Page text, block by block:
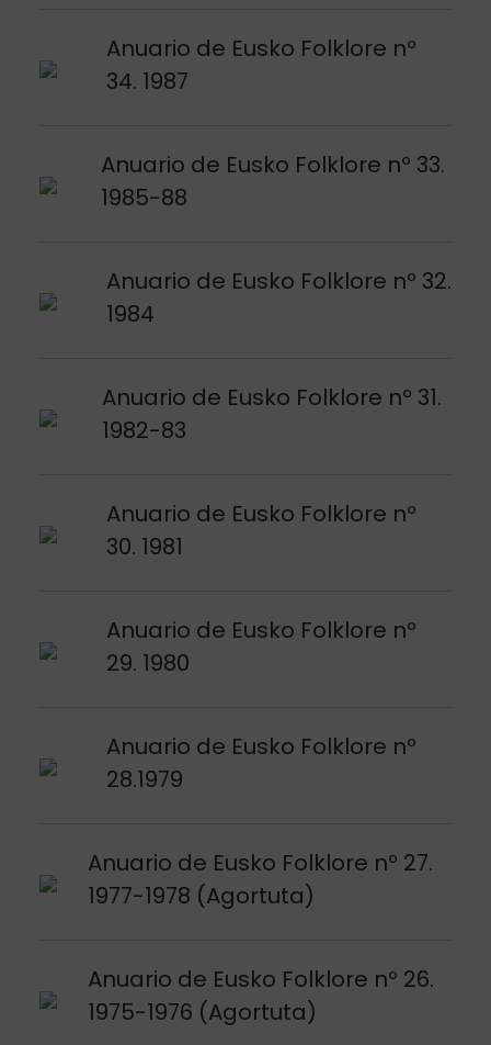
Anuario de Eusko Folklore nº
34. 1987
Argitalpena ikusi
Anuario de Eusko Folklore nº 33.
1985-88
Argitalpena ikusi
Anuario de Eusko Folklore nº 32.
1984
Argitalpena ikusi
Anuario de Eusko Folklore nº 31.
1982-83
Argitalpena ikusi
Anuario de Eusko Folklore nº
30. 1981
Argitalpena ikusi
Anuario de Eusko Folklore nº
29. 1980
Argitalpena ikusi
Anuario de Eusko Folklore nº
28.1979
Argitalpena ikusi
Anuario de Eusko Folklore nº 27.
1977-1978 (Agortuta)
Argitalpena ikusi
Anuario de Eusko Folklore nº 26.
1975-1976 (Agortuta)
Argitalpena ikusi